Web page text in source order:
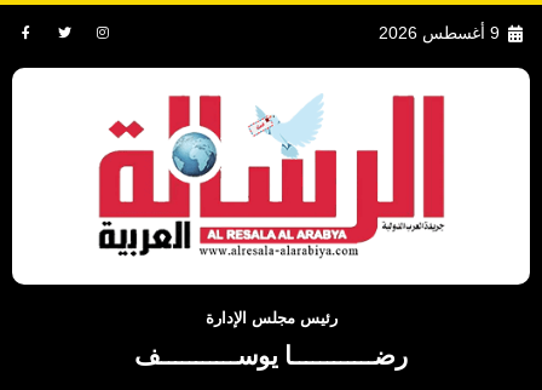
9 أغسطس 2026
رئيس مجلس الإدارة
رضــــــــــــا يوســـــــــــف